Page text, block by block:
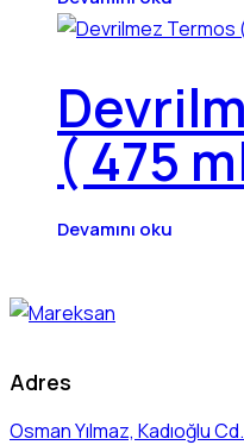
( 475
Devamını oku
Adres
Osman Yılmaz, Kadıoğlu